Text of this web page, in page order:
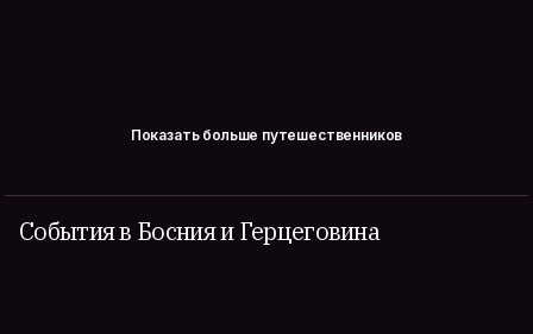
Показать больше путешественников
События в Босния и Герцеговина